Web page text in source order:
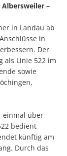
Albersweiler –
in Landau ab
in
Der
als Linie 522 im
sowie
einmal über
bedient
künftig am
Durch das